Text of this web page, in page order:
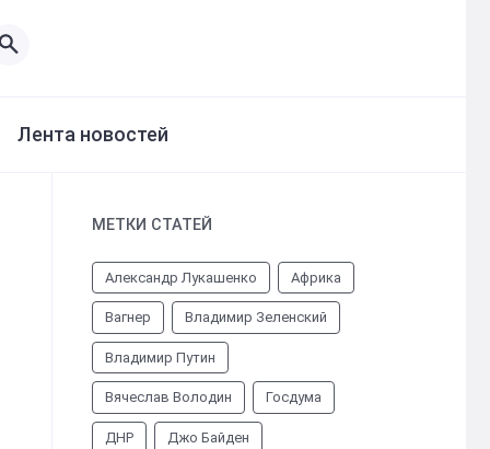
Лента новостей
МЕТКИ СТАТЕЙ
Александр Лукашенко Африка
Вагнер Владимир Зеленский
Владимир Путин
Вячеслав Володин Госдума
ДНР Джо Байден